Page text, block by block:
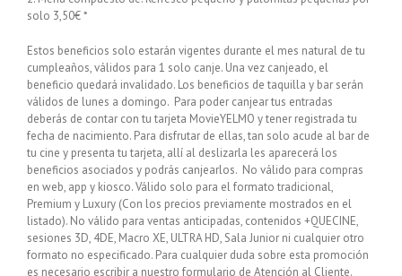
solo 3,50€ *
Estos beneficios solo estarán vigentes durante el mes natural de tu
cumpleaños, válidos para 1 solo canje. Una vez canjeado, el
beneficio quedará invalidado. Los beneficios de taquilla y bar serán
válidos de lunes a domingo. Para poder canjear tus entradas
deberás de contar con tu tarjeta MovieYELMO y tener registrada tu
fecha de nacimiento. Para disfrutar de ellas, tan solo acude al bar de
tu cine y presenta tu tarjeta, allí al deslizarla les aparecerá los
beneficios asociados y podrás canjearlos. No válido para compras
en web, app y kiosco. Válido solo para el formato tradicional,
Premium y Luxury (Con los precios previamente mostrados en el
listado). No válido para ventas anticipadas, contenidos +QUECINE,
sesiones 3D, 4DE, Macro XE, ULTRA HD, Sala Junior ni cualquier otro
formato no especificado. Para cualquier duda sobre esta promoción
es necesario escribir a nuestro formulario de Atención al Cliente.